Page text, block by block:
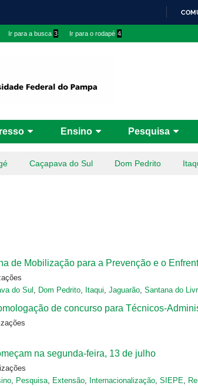
Ir para a busca 3 Ir para o rodapé 4
Ensino Pesquisa
Caçapava do Sul Dom Pedrito
de Mobilização para a Prevenção e o
do Sul , Dom Pedrito, Itaqui, Jaguarão, Santana do
de concurso para Técnicos-
na segunda-feira, 13 de julho
, Pesquisa, Extensão, Internacionalização, SIEPE,